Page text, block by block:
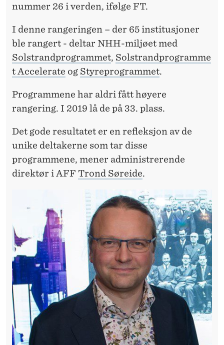
nummer 26 i verden, ifølge FT.
I denne rangeringen – der 65 institusjoner
ble rangert - deltar NHH-miljøet med
Solstrandprogrammet, Solstrandprogramme
t Accelerate og Styreprogrammet.
Programmene har aldri fått høyere
rangering. I 2019 lå de på 33. plass.
Det gode resultatet er en refleksjon av de
unike deltakerne som tar disse
programmene, mener administrerende
direktør i AFF Trond Søreide.